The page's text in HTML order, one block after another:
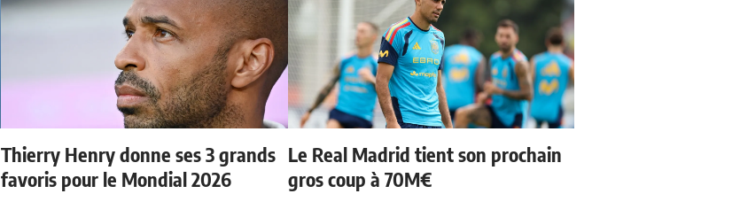
Thierry Henry donne ses 3 grands
favoris pour le Mondial 2026
Le Real Madrid tient son prochain
gros coup à 70M€